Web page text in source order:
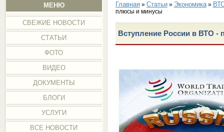
МЕНЮ
СВЕЖИЕ НОВОСТИ
СТАТЬИ
ФОТО
ВИДЕО
ДОКУМЕНТЫ
БЛОГИ
УСЛУГИ
ВСЕ НОВОСТИ
Главная» Статьи» Экономика»
плюсы и минусы
Вступление России в ВТО